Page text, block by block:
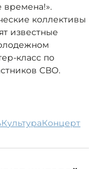
времена!».
коллективы
известные
класс по
СВО.
культура концерт